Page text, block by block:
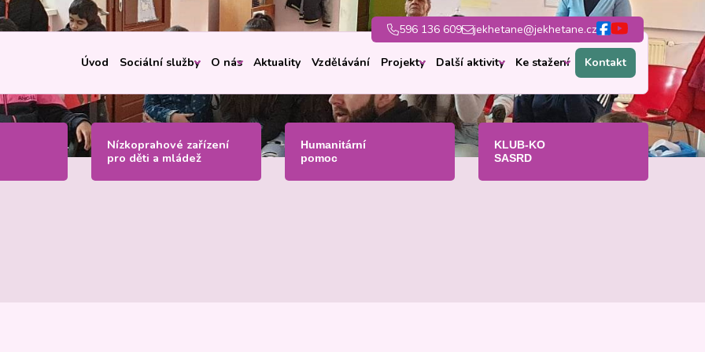
Úvod Sociální služby O nás Aktuality Vzdělávání Projekty Další aktivity Ke stažení Kontakt
596 136 609 jekhetane@jekhetane.cz
Nízkoprahové zařízení
pro děti a mládež
Humanitární
pomoc
KLUB-KO
SASRD